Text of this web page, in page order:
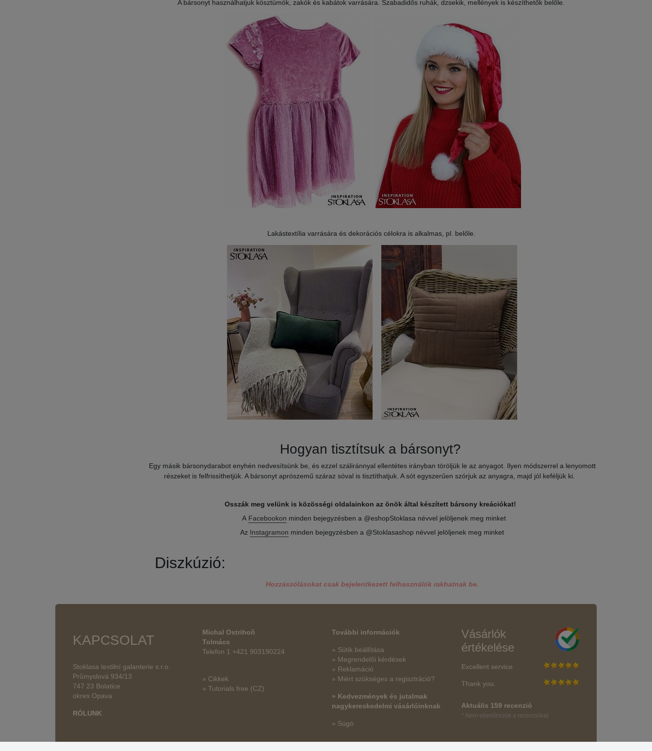
A bársonyt használhatjuk kösztümök, zakók és kabátok varrására. Szabadidős ruhák, dzsekik, mellények is készíthetők belőle.
Lakástextília varrására és dekorációs célokra is alkalmas, pl. belőle.
Hogyan tisztítsuk a bársonyt?
Egy másik bársonydarabot enyhén nedvesítsünk be, és ezzel száliránnyal ellentétes irányban töröljük le az anyagot. Ilyen módszerrel a lenyomott
részeket is felfrissíthetjük. A bársonyt aprószemű száraz sóval is tisztíthatjuk. A sót egyszerűen szórjuk az anyagra, majd jól keféljük ki.
Osszák meg velünk is közösségi oldalainkon az önök által készített bársony kreációkat!
A Facebookon minden bejegyzésben a @eshopStoklasa névvel jelöljenek meg minket
Az Instagramon minden bejegyzésben a @Stoklasashop névvel jelöljenek meg minket
Diszkúzió:
Hozzászólásokat csak bejelentkezett felhasználók rakhatnak be.
KAPCSOLAT
Stoklasa textilní galanterie s.r.o.
Průmyslová 934/13
747 23 Bolatice
okres Opava
RÓLUNK
Michal Ostrihoň
Tolmács
Telefon 1 +421 903190224
» Cikkek
» Tutorials free (CZ)
További információk
» Sütik beállítása
» Megrendelői kérdések
» Reklamáció
» Miért szükséges a regisztráció?
» Kedvezmények és jutalmak
nagykereskedelmi vásárlóinknak
» Súgó
Vásárlók
értékelése
Excellent service
Thank you.
Aktuális 159 recenzió
* Nem ellenőrizzük a recenziókat